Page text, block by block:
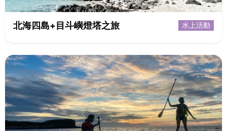
北海四島+目斗嶼燈塔之旅 水上活動